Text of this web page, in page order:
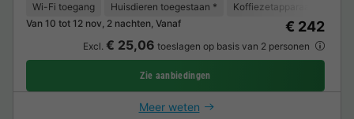
Wi-Fi toegang Huisdieren toegestaan * Koffiezetapparaat
Van 10 tot 12 nov, 2 nachten, Vanaf
€ 242
Excl. € 25,06 toeslagen op basis van 2 personen
Zie aanbiedingen
Meer weten